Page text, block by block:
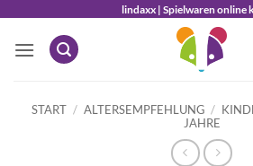
springen
lindaxx | Spielwaren online
START / ALTERSEMPFEHLUNG /
JAHRE